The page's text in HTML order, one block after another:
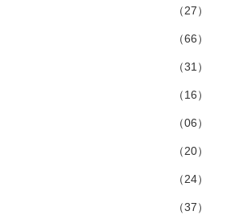
（27）
（66）
（31）
（16）
（06）
（20）
（24）
（37）